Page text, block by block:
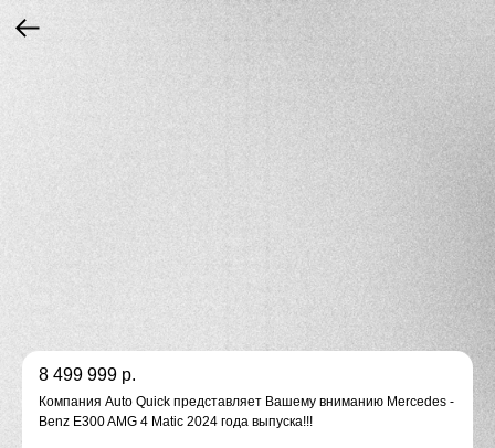
8 499 999 р.
Компания Auto Quick представляет Вашему вниманию Mercedes -
Benz E300 AMG 4 Matic 2024 года выпуска!!!